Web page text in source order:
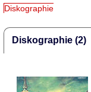
Diskographie
Diskographie (2)